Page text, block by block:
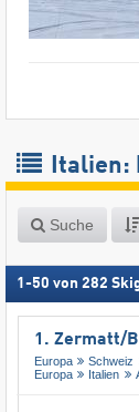
Italien:
Suche
1 -50 von 282
1. Zermatt/​
Europa Schweiz
Europa
Italien